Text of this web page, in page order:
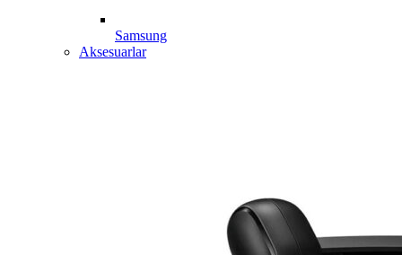
Samsung
Aksesuarlar